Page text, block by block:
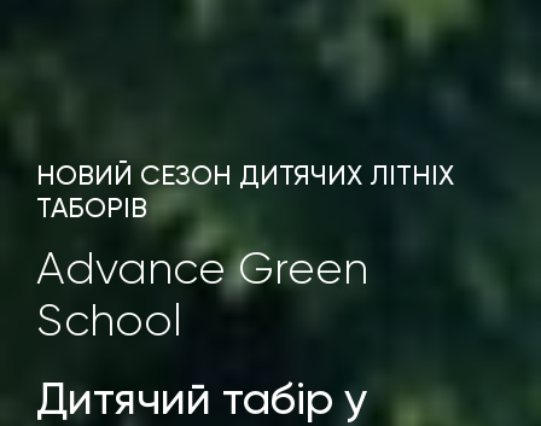
НОВИЙ СЕЗОН ДИТЯЧИХ ЛІТНІХ
ТАБОРІВ
Advance Green
School
Дитячий табір у